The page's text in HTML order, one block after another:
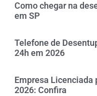
Como chegar na
em SP
Telefone de
24h em 2026
Empresa Licenciada
2026: Confira